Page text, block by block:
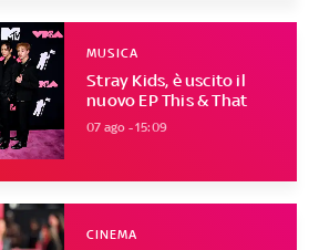
Stray Kids, è uscito il
nuovo EP This & That
MUSICA
07 ago - 15:09
CINEMA